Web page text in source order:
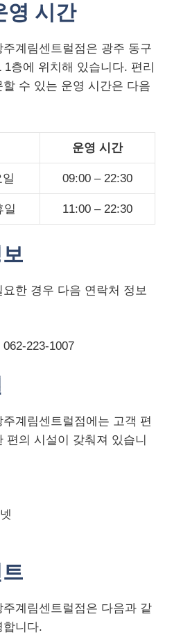
영 시간
계림센트럴점은 광주 동구
1층에 위치해 있습니다. 편리
수 있는 운영 시간은 다음
운영 시간
09:00 – 22:30
일 11:00 – 22:30
한 경우 다음 연락처 정보
223-1007
계림센트럴점에는 고객 편
편의 시설이 갖춰져 있습니
주계림센트럴점은 다음과 같
합니다.